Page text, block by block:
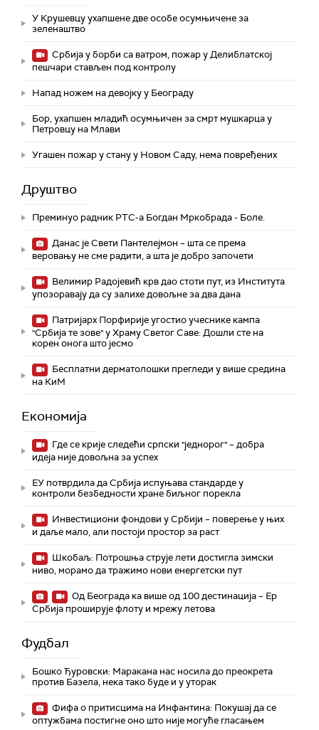
У Крушевцу ухапшене две особе осумњичене за
зеленаштво
Србија у борби са ватром, пожар у Делиблатској
пешчари стављен под контролу
Напад ножем на девојку у Београду
Бор, ухапшен младић осумњичен за смрт мушкарца у
Петровцу на Млави
Угашен пожар у стану у Новом Саду, нема повређених
Друштво
Преминуо радник РТС-а Богдан Мркобрада - Боле.
Данас је Свети Пантелејмон – шта се према
веровању не сме радити, а шта је добро започети
Велимир Радојевић крв дао стоти пут, из Института
упозоравају да су залихе довољне за два дана
Патријарх Порфирије угостио учеснике кампа
"Србија те зове" у Храму Светог Саве: Дошли сте на
корен онога што јесмо
Бесплатни дерматолошки прегледи у више средина
на КиМ
Економија
Где се крије следећи српски "једнорог" – добра
идеја није довољна за успех
ЕУ потврдила да Србија испуњава стандарде у
контроли безбедности хране биљног порекла
Инвестициони фондови у Србији – поверење у њих
и даље мало, али постоји простор за раст
Шкобаљ: Потрошња струје лети достигла зимски
ниво, морамо да тражимо нови енергетски пут
Од Београда ка више од 100 дестинација – Ер
Србија проширује флоту и мрежу летова
Фудбал
Бошко Ђуровски: Маракана нас носила до преокрета
против Базела, нека тако буде и у уторак
Фифа о притисцима на Инфантина: Покушај да се
оптужбама постигне оно што није могуће гласањем